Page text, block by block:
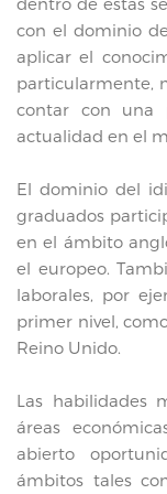
con el dominio
aplicar el
particularmente,
contar con una
actualidad en el
El dominio del
graduados
en el ámbito
el europeo.
laborales, por
primer nivel,
Reino Unido.
Las habilidades
áreas
abierto
ámbitos tales